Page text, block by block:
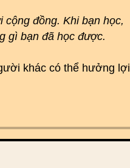
đồng. Khi bạn học,
gì bạn đã học được.
khác có thể hưởng